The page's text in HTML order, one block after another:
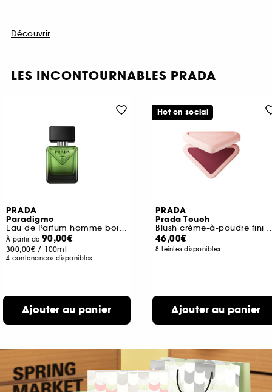
Découvrir
LES INCONTOURNABLES PRADA
PRADA
Paradigme
Eau de Parfum homme boisée ambrée rechargeable
À partir de 90,00€
300,00€ / 100ml
4 contenances disponibles
Ajouter au panier
PRADA
Prada Touch
Blush crème-à-poudre
46,00€
8 teintes disponibles
Ajouter au panier
Hot on social